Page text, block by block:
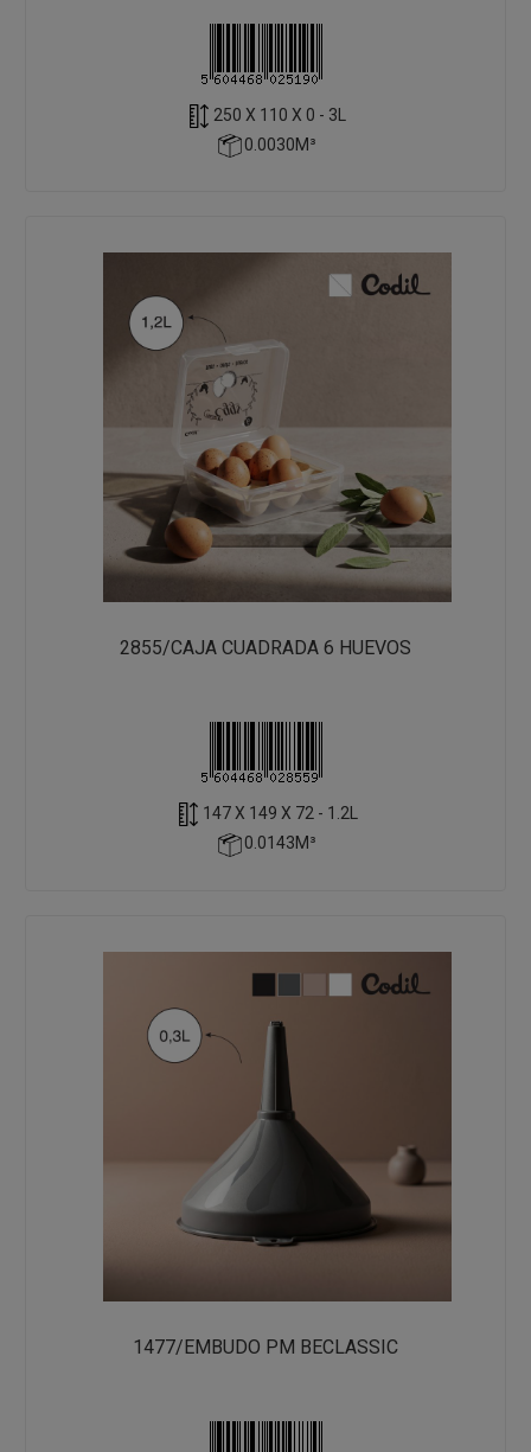
250 X 110 X 0 - 3L
0.0030M³
2855/CAJA CUADRADA 6 HUEVOS
147 X 149 X 72 - 1.2L
0.0143M³
1477/EMBUDO PM BECLASSIC